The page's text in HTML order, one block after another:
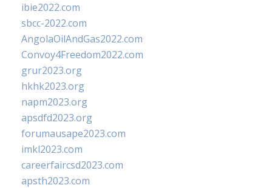
ibie2022.com
sbcc-2022.com
AngolaOilAndGas2022.com
Convoy4Freedom2022.com
grur2023.org
hkhk2023.org
napm2023.org
apsdfd2023.org
forumausape2023.com
imkl2023.com
careerfaircsd2023.com
apsth2023.com